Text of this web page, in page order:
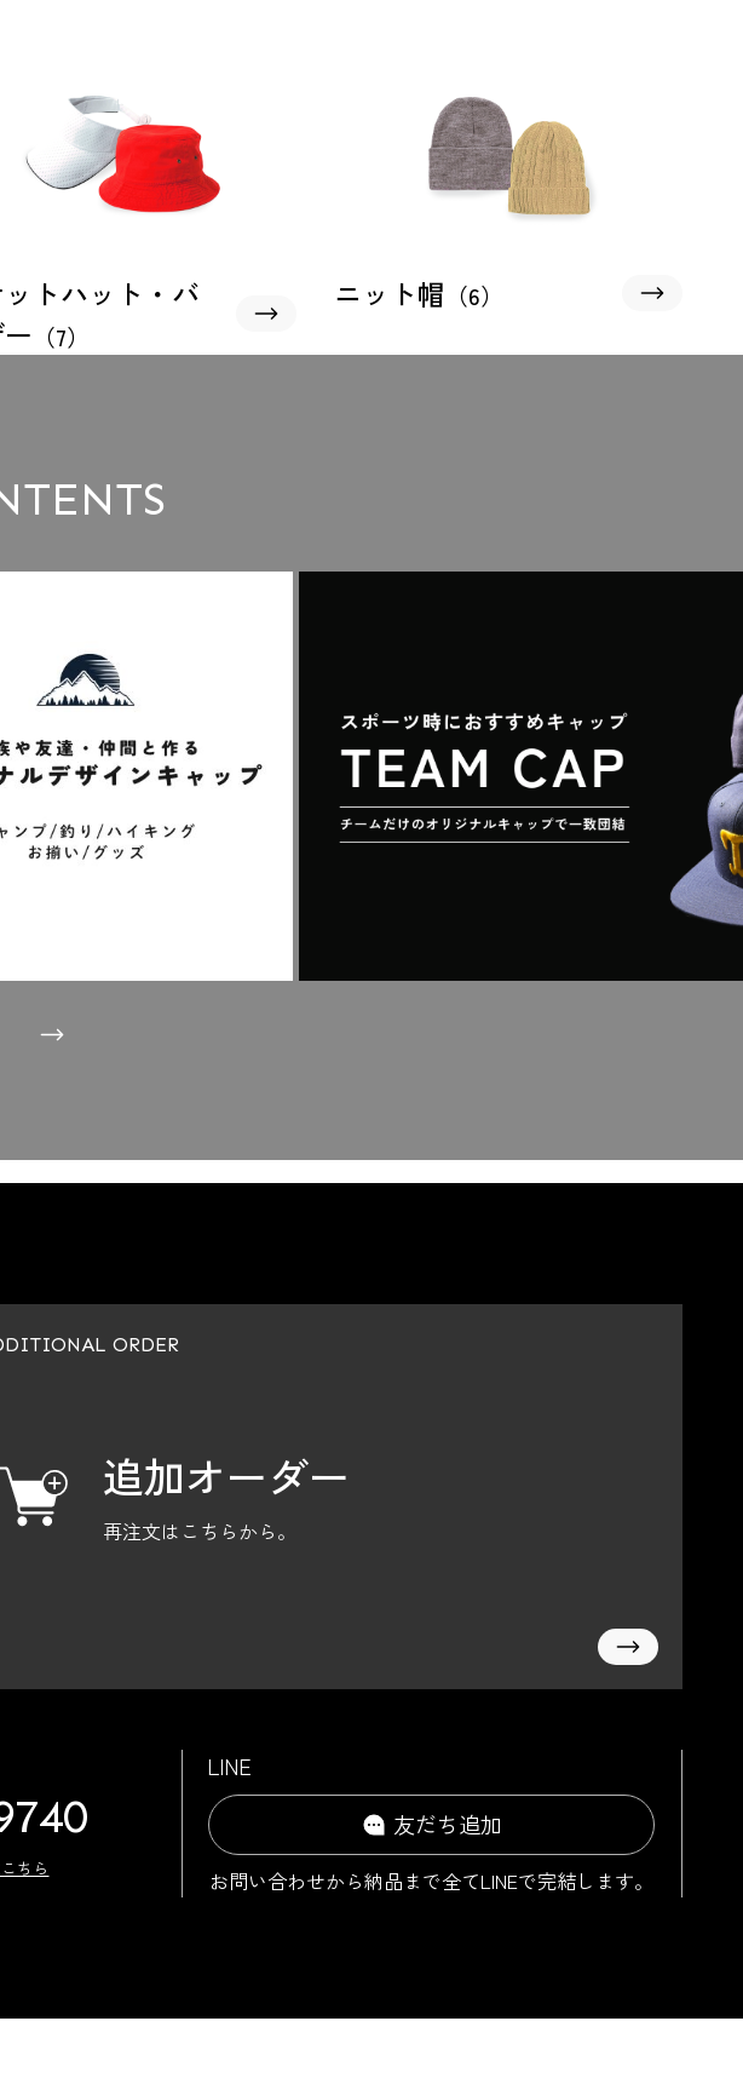
トハット・バ
（7）
ニット帽 （6）
ORDER
追加オーダー
再注文はこちらから。
ちら
LINE
友だち追加
お問い合わせから納品まで全てLINEで完結します。